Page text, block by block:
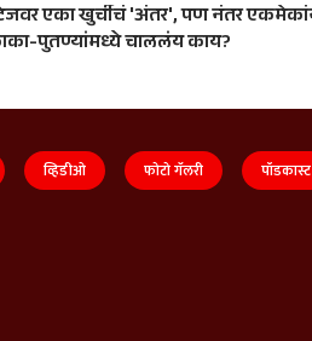
एका खुर्चीचं 'अंतर', पण नंतर
पुतण्यांमध्ये चाललंय काय?
व्हिडीओ फोटो गॅलरी पॉडकास्ट